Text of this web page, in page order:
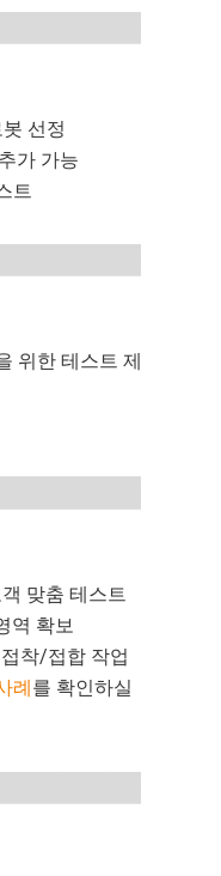
선정
가 가능
트
위한 테스트 제
맞춤 테스트
역 확보
착/접합 작업
례를 확인하실